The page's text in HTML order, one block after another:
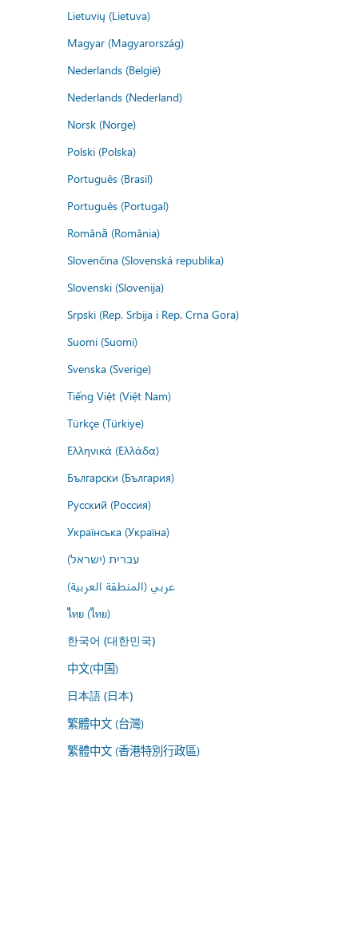
Lietuvių (Lietuva)
Magyar (Magyarország)
Nederlands (België)
Nederlands (Nederland)
Norsk (Norge)
Polski (Polska)
Português (Brasil)
Português (Portugal)
Română (România)
Slovenčina (Slovenská republika)
Slovenski (Slovenija)
Srpski (Rep. Srbija i Rep. Crna Gora)
Suomi (Suomi)
Svenska (Sverige)
Tiếng Việt (Việt Nam)
Türkçe (Türkiye)
Ελληνικά (Ελλάδα)
Български (България)
Русский (Россия)
Українська (Україна)
עברית (ישראל)
عربي (المنطقة العربية)
ไทย (ไทย)
한국어 (대한민국)
中文(中国)
日本語 (日本)
繁體中文 (台灣)
繁體中文 (香港特別行政區)